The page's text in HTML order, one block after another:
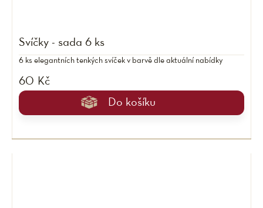
Svíčky - sada 6 ks
60 Kč
Do košíku
6 ks elegantních tenkých svíček v barvě dle aktuální nabídky